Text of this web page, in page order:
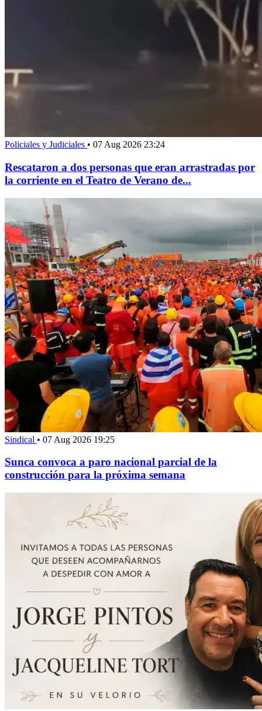
Policiales y Judiciales • 07 Aug 2026 23:24
Rescataron a dos personas que eran arrastradas por
la corriente en el Teatro de Verano de...
Sindical • 07 Aug 2026 19:25
Sunca convoca a paro nacional parcial de la
construcción para la próxima semana